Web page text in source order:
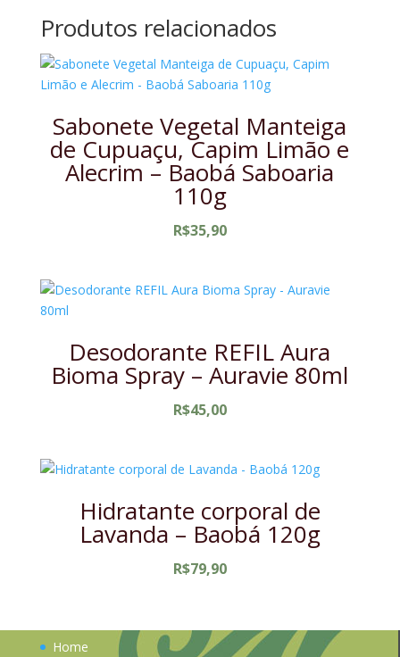
Produtos relacionados
Sabonete Vegetal Manteiga
de Cupuaçu, Capim Limão e
Alecrim – Baobá Saboaria
110g
R$35,90
Desodorante REFIL Aura
Bioma Spray – Auravie 80ml
R$45,00
Hidratante corporal de
Lavanda – Baobá 120g
R$79,90
Home